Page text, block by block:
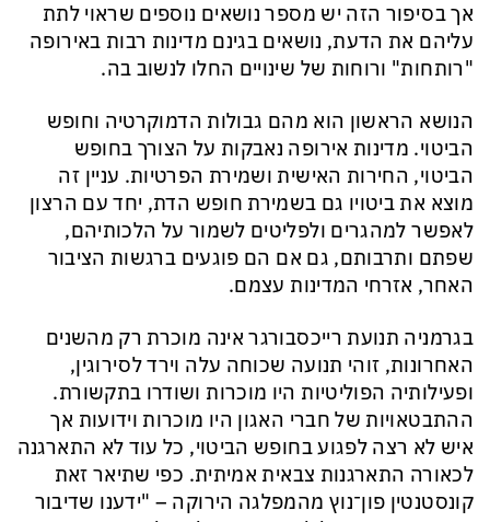
אך בסיפור הזה יש מספר נושאים נוספים שראוי לתת
עליהם את הדעת, נושאים בגינם מדינות רבות באירופה
"רותחות" ורוחות של שינויים החלו לנשוב בה.
הנושא הראשון הוא מהם גבולות הדמוקרטיה וחופש
הביטוי. מדינות אירופה נאבקות על הצורך בחופש
הביטוי, החירות האישית ושמירת הפרטיות. עניין זה
מוצא את ביטויו גם בשמירת חופש הדת, יחד עם הרצון
לאפשר למהגרים ולפליטים לשמור על הלכותיהם,
שפתם ותרבותם, גם אם הם פוגעים ברגשות הציבור
האחר, אזרחי המדינות עצמם.
בגרמניה תנועת רייכסבורגר אינה מוכרת רק מהשנים
האחרונות, זוהי תנועה שכוחה עלה וירד לסירוגין,
ופעילותיה הפוליטיות היו מוכרות ושודרו בתקשורת.
ההתבטאויות של חברי האגון היו מוכרות וידועות אך
איש לא רצה לפגוע בחופש הביטוי, כל עוד לא התארגנה
לכאורה התארגנות צבאית אמיתית. כפי שתיאר זאת
קונסטנטין פון־נוץ מהמפלגה הירוקה –
"ידענו שדיבור